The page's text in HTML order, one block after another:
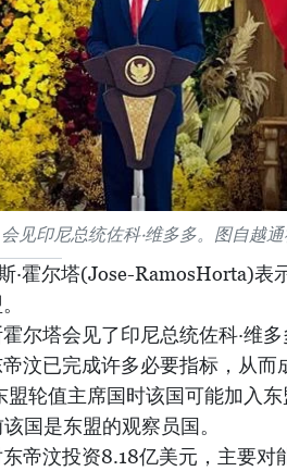
见印尼总统佐科·维多多。图自越
霍尔塔(Jose-RamosHorta)表
尔塔会见了印尼总统佐科·维多
汶已完成许多必要指标，从而
轮值主席国时该国可能加入东
国是东盟的观察员国。
帝汶投资8.18亿美元，主要对